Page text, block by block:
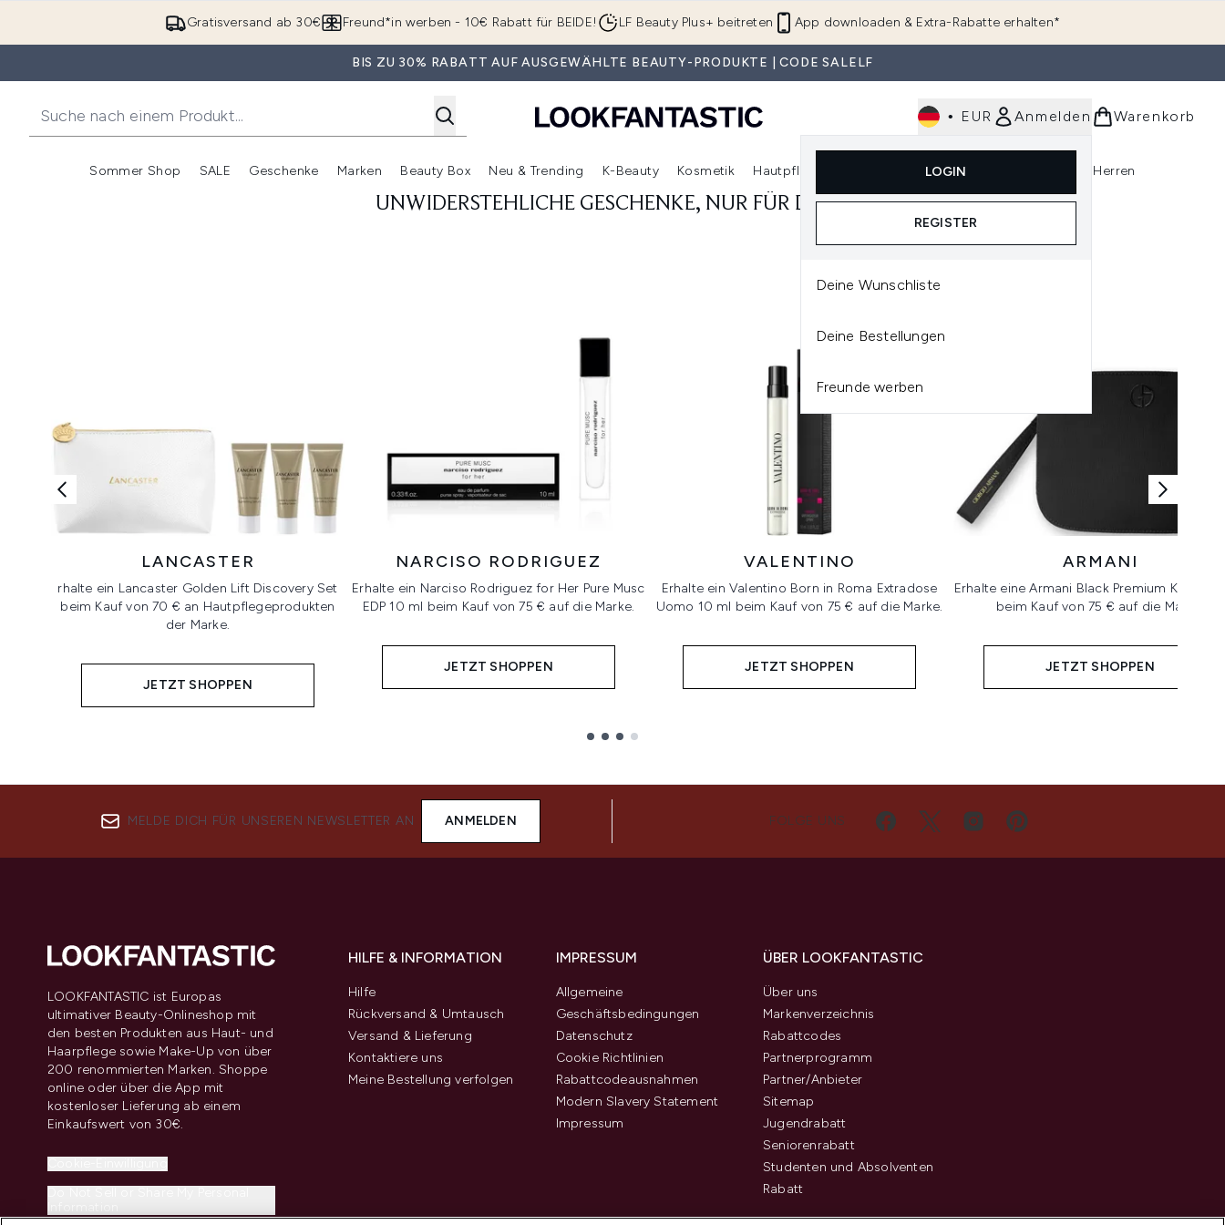
Zum Hauptinhalt springen
Gratisversand ab 30€ App downloaden & Extra-Rabatte erhalten*
Freund*in werben - 10€ Rabatt für BEIDE! LF Beauty Plus+ beitreten
BIS ZU 30% RABATT AUF AUSGEWÄHLTE BEAUTY-PRODUKTE | CODE SALELF
• EUR Anmelden
LOGIN
REGISTER
Deine Wunschliste
Deine Bestellungen
Freunde werben
Warenkorb
Sommer Shop
Untermenü Anmelden (Sommer Shop)
SALE
Untermenü Anmelden (SALE)
Geschenke
Untermenü Anmelden (Geschenke)
Marken
Untermenü Anmelden (Marken)
Beauty Box
Untermenü Anmelden (Beauty Box)
Neu & Trending
Untermenü Anmelden (Neu & Trending)
K-Beauty Kosmetik
Untermenü Anmelden (Kosmetik)
Hautpflege
Untermenü Anmelden (Haarpflege)
Parfum
Untermenü Anmelden (Parfum)
Herren
UNWIDERSTEHLICHE GESCHENKE, NUR FÜR DICH!
LANCASTER
rhalte ein Lancaster Golden Lift Discovery Set
beim Kauf von 70 € an Hautpflegeprodukten
der Marke.
JETZT SHOPPEN
NARCISO RODRIGUEZ
Erhalte ein Narciso Rodriguez for Her Pure Musc
EDP 10 ml beim Kauf von 75 € auf die Marke.
JETZT SHOPPEN
VALENTINO
Erhalte ein Valentino Born in Roma Extradose
Uomo 10 ml beim Kauf von 75 € auf die Marke.
JETZT SHOPPEN
ARMANI
Erhalte eine Armani Black Premium
beim Kauf von 75 € auf die Marke.
JETZT SHOPPEN
MELDE DICH FÜR UNSEREN NEWSLETTER AN ANMELDEN FOLGE UNS
LOOKFANTASTIC ist Europas
ultimativer Beauty-Onlineshop mit
den besten Produkten aus Haut- und
Haarpflege sowie Make-Up von über
200 renommierten Marken. Shoppe
online oder über die App mit
kostenloser Lieferung ab einem
Einkaufswert von 30€.
HILFE & INFORMATION
Hilfe
Rückversand & Umtausch
Versand & Lieferung
Kontaktiere uns
Meine Bestellung verfolgen
IMPRESSUM
Allgemeine
Geschäftsbedingungen
Datenschutz
Cookie Richtlinien
Rabattcodeausnahmen
Modern Slavery Statement
Impressum
ÜBER LOOKFANTASTIC
Über uns
Markenverzeichnis
Rabattcodes
Partnerprogramm
Partner/Anbieter
Sitemap
Jugendrabatt
Seniorenrabatt
Studenten und Absolventen
Rabatt